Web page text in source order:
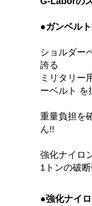
●ガンベル
ショルダー
誇る
ミリタリー
ーベルト を
重量負担を
ん!!
強化ナイロ
1トンの破
●強化ナイ